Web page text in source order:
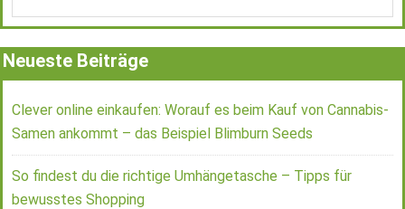
Neueste Beiträge
Clever online einkaufen: Worauf es beim Kauf von Cannabis-
Samen ankommt – das Beispiel Blimburn Seeds
So findest du die richtige Umhängetasche – Tipps für
bewusstes Shopping